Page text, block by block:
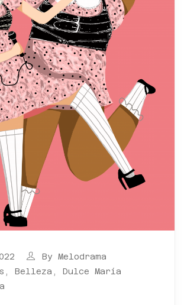
By Melodrama
, Belleza , Dulce María